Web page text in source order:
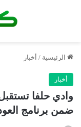
الرئيسية / أخبار
أخبار
ضمن برنامج